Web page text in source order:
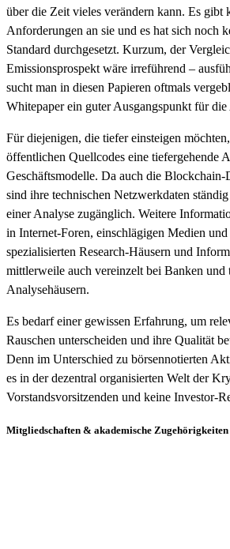
über die Zeit vieles verändern kann. Es gibt
Anforderungen an sie und es hat sich noch
Standard durchgesetzt. Kurzum, der
Emissionsprospekt wäre irreführend –
sucht man in diesen Papieren oftmals
Whitepaper ein guter Ausgangspunkt für die
Für diejenigen, die tiefer einsteigen
öffentlichen Quellcodes eine tiefergehende
Geschäftsmodelle. Da auch die
sind ihre technischen Netzwerkdaten
einer Analyse zugänglich. Weitere
in Internet-Foren, einschlägigen Medien und
spezialisierten Research-Häusern und
mittlerweile auch vereinzelt bei Banken und
Analysehäusern.
Es bedarf einer gewissen Erfahrung, um
Rauschen unterscheiden und ihre Qualität
Denn im Unterschied zu börsennotierten
es in der dezentral organisierten Welt der
Vorstandsvorsitzenden und keine Investor-
Mitgliedschaften & akademische Zugehörigkeiten